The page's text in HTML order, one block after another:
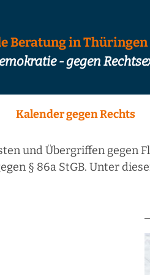
Beratung in Thüringen
- gegen
Kalender gegen Rechts
und Übergriffen gegen
§ 86a StGB. Unter